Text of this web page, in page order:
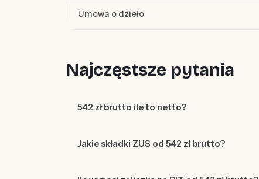
Umowa o dzieło
Najczęstsze pytania
542 zł brutto ile to netto?
Jakie składki ZUS od 542 zł brutto?